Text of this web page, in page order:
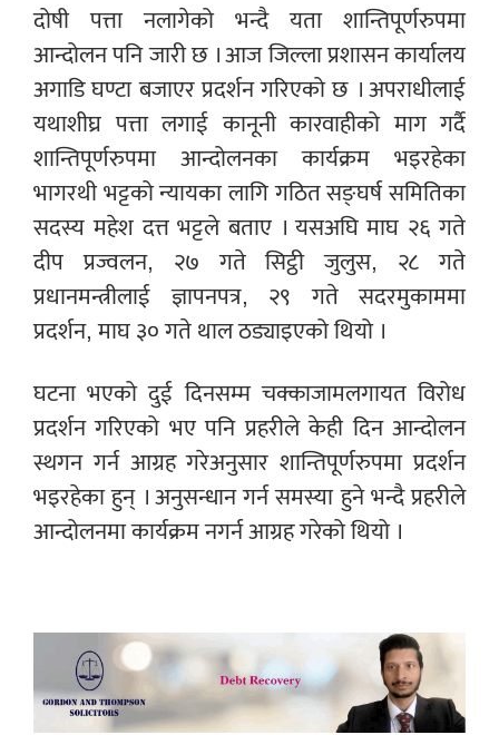
दोषी पत्ता नलागेको भन्दै यता शान्तिपूर्णरुपमा
आन्दोलन पनि जारी छ । आज जिल्ला प्रशासन कार्यालय
अगाडि घण्टा बजाएर प्रदर्शन गरिएको छ । अपराधीलाई
यथाशीघ्र पत्ता लगाई कानूनी कारवाहीको माग गर्दै
शान्तिपूर्णरुपमा आन्दोलनका कार्यक्रम भइरहेका
भागरथी भट्टको न्यायका लागि गठित सङ्घर्ष समितिका
सदस्य महेश दत्त भट्टले बताए । यसअघि माघ २६ गते
दीप प्रज्वलन, २७ गते सिट्ठी जुलुस, २८ गते
प्रधानमन्त्रीलाई ज्ञापनपत्र, २९ गते सदरमुकाममा
प्रदर्शन, माघ ३० गते थाल ठड्याइएको थियो ।
घटना भएको दुई दिनसम्म चक्काजामलगायत विरोध
प्रदर्शन गरिएको भए पनि प्रहरीले केही दिन आन्दोलन
स्थगन गर्न आग्रह गरेअनुसार शान्तिपूर्णरुपमा प्रदर्शन
भइरहेका हुन् । अनुसन्धान गर्न समस्या हुने भन्दै प्रहरीले
आन्दोलनमा कार्यक्रम नगर्न आग्रह गरेको थियो ।